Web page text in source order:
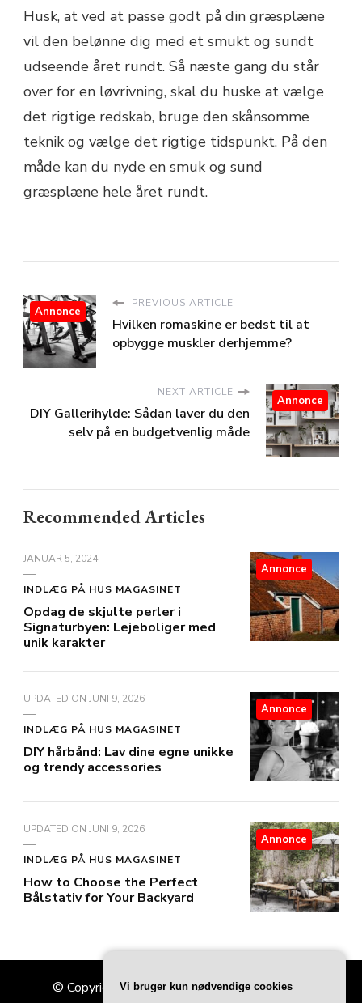
Husk, at ved at passe godt på din græsplæne
vil den belønne dig med et smukt og sundt
udseende året rundt. Så næste gang du står
over for en løvrivning, skal du huske at vælge
det rigtige redskab, bruge den skånsomme
teknik og vælge det rigtige tidspunkt. På den
måde kan du nyde en smuk og sund
græsplæne hele året rundt.
PREVIOUS ARTICLE
Hvilken romaskine er bedst til at
opbygge muskler derhjemme?
Annonce
NEXT ARTICLE
DIY Gallerihylde: Sådan laver du den
selv på en budgetvenlig måde
Annonce
Recommended Articles
JANUAR 5, 2024
INDLÆG PÅ HUS MAGASINET
Opdag de skjulte perler i
Signaturbyen: Lejeboliger med
unik karakter
Annonce
UPDATED ON JUNI 9, 2026
INDLÆG PÅ HUS MAGASINET
DIY hårbånd: Lav dine egne unikke
og trendy accessories
Annonce
UPDATED ON JUNI 9, 2026
INDLÆG PÅ HUS MAGASINET
How to Choose the Perfect
Bålstativ for Your Backyard
Annonce
© Copyright 2026Hus Magasinet. All Rights
Vi bruger kun nødvendige cookies